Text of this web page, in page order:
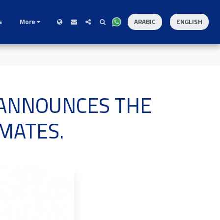
More ARABIC ENGLISH
THE